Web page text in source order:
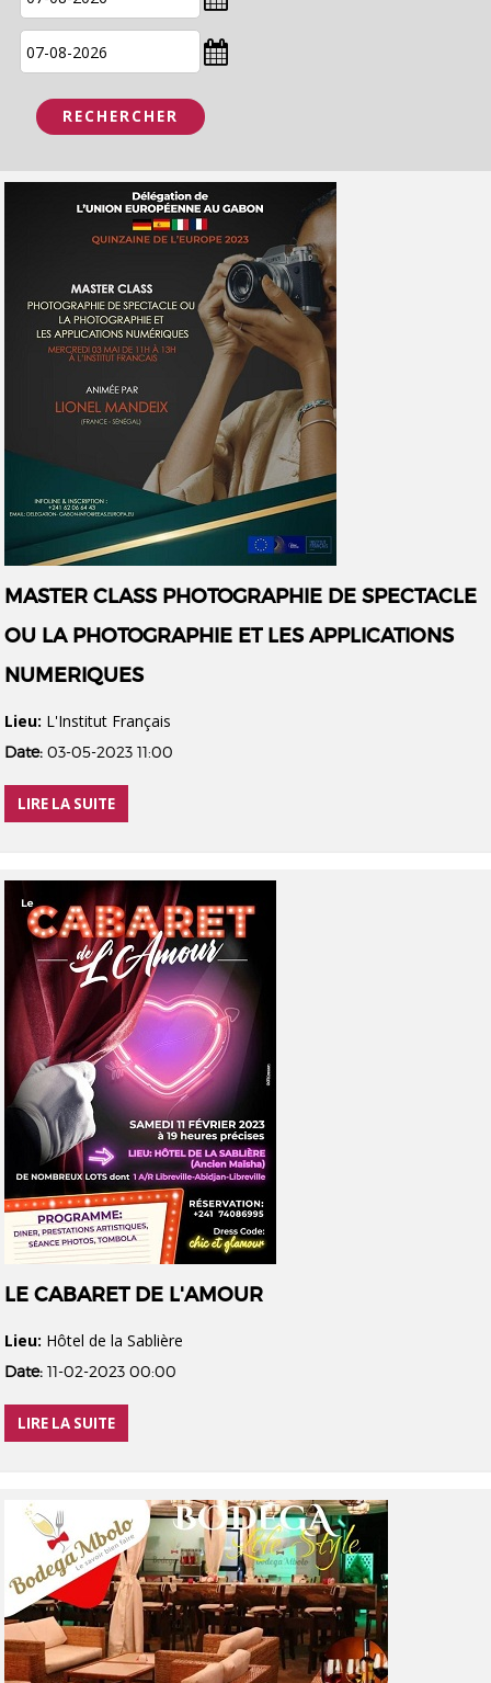
MASTER CLASS PHOTOGRAPHIE DE SPECTACLE
OU LA PHOTOGRAPHIE ET LES APPLICATIONS
NUMERIQUES
Lieu: L'Institut Français
Date: 03-05-2023 11:00
LIRE LA SUITE
LE CABARET DE L'AMOUR
Lieu: Hôtel de la Sablière
Date: 11-02-2023 00:00
LIRE LA SUITE